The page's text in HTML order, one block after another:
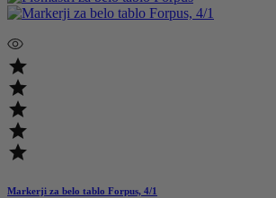





Markerji za belo tablo Forpus, 4/1